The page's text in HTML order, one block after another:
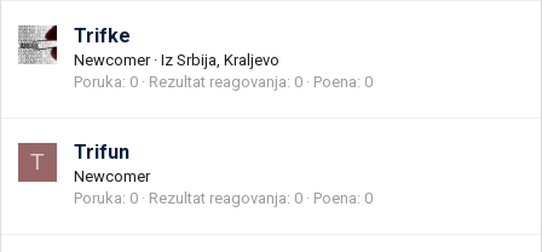
Trifke
Newcomer · Iz Srbija, Kraljevo
Poruka 0 Rezultat reagovanja 0 Poena 0
T Trifun
Newcomer
Poruka 0 Rezultat reagovanja 0 Poena 0